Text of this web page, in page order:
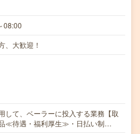
08:00
、大歓迎！
して、ベーラーに投入する業務【取
≪待遇・福利厚生≫・日払い制…